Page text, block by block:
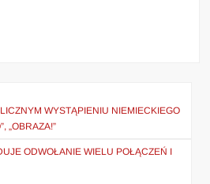
WYSTĄPIENIU NIEMIECKIEGO
„OBRAZA!”
ODWOŁANIE WIELU POŁĄCZEŃ I